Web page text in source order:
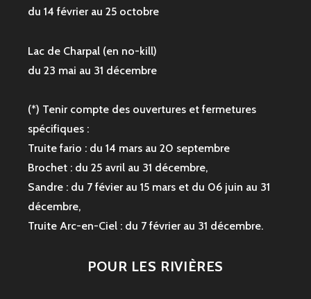
du 14 février au 25 octobre
Lac de Charpal (en no-kill)
du 23 mai au 31 décembre
(*) Tenir compte des ouvertures et fermetures
spécifiques :
Truite fario : du 14 mars au 20 septembre
Brochet : du 25 avril au 31 décembre,
Sandre : du 7 févier au 15 mars et du 06 juin au 31
décembre,
Truite Arc-en-Ciel : du 7 février au 31 décembre.
POUR LES RIVIÈRES